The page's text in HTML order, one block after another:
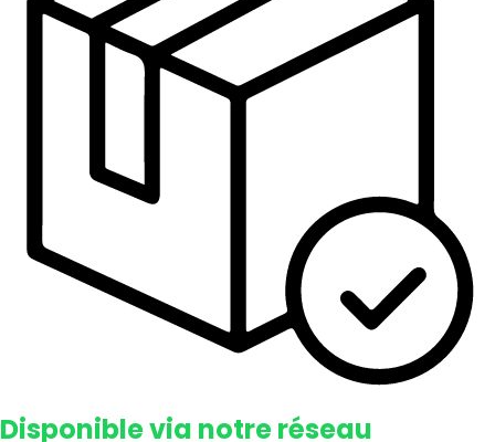
Disponible via notre réseau